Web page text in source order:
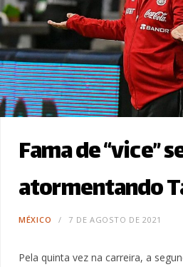
Fama de “vice”
atormentando
MÉXICO 7 DE AGOSTO DE 2021
Pela quinta vez na carreira, a